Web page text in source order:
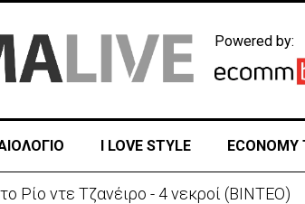
Powered by:
I LOVE STYLE ECONOMY
Ρίο ντε Τζανέιρο - 4 νεκροί (BINTEO)